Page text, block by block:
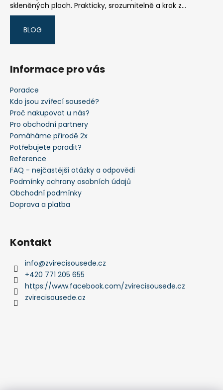
skleněných ploch. Prakticky, srozumitelně a krok z...
BLOG
Informace pro vás
Poradce
Kdo jsou zvířecí sousedé?
Proč nakupovat u nás?
Pro obchodní partnery
Pomáháme přírodě 2x
Potřebujete poradit?
Reference
FAQ - nejčastější otázky a odpovědi
Podmínky ochrany osobních údajů
Obchodní podmínky
Doprava a platba
Kontakt
info@zvirecisousede.cz
+420 771 205 655
https://www.facebook.com/zvirecisousede.cz
zvirecisousede.cz